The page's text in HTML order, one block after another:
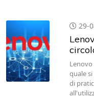
29-
Lenovo
quale
di